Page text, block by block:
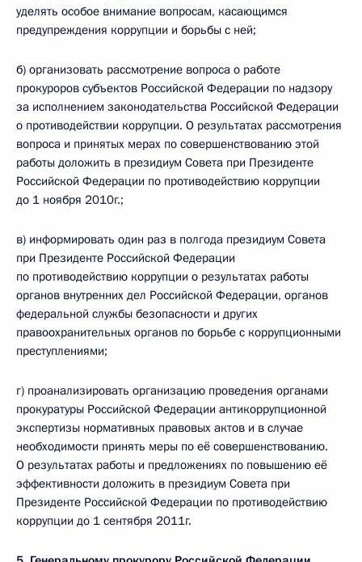
уделять особое внимание вопросам, касающимся
предупреждения коррупции и борьбы с ней;
б) организовать рассмотрение вопроса о работе
прокуроров субъектов Российской Федерации по надзору
за исполнением законодательства Российской Федерации
о противодействии коррупции. О результатах рассмотрения
вопроса и принятых мерах по совершенствованию этой
работы доложить в президиум Совета при Президенте
Российской Федерации по противодействию коррупции
до 1 ноября 2010г.;
в) информировать один раз в полгода президиум Совета
при Президенте Российской Федерации
по противодействию коррупции о результатах работы
органов внутренних дел Российской Федерации, органов
федеральной службы безопасности и других
правоохранительных органов по борьбе с коррупционными
преступлениями;
г) проанализировать организацию проведения органами
прокуратуры Российской Федерации антикоррупционной
экспертизы нормативных правовых актов и в случае
необходимости принять меры по её совершенствованию.
О результатах работы и предложениях по повышению её
эффективности доложить в президиум Совета при
Президенте Российской Федерации по противодействию
коррупции до 1 сентября 2011г.